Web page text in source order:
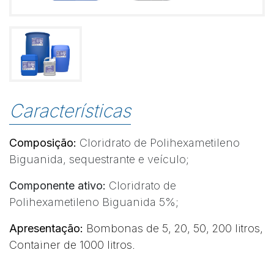
Características
Composição: Cloridrato de Polihexametileno
Biguanida, sequestrante e veículo;
Componente ativo: Cloridrato de
Polihexametileno Biguanida 5%;
Apresentação: Bombonas de 5, 20, 50, 200 litros,
Container de 1000 litros.